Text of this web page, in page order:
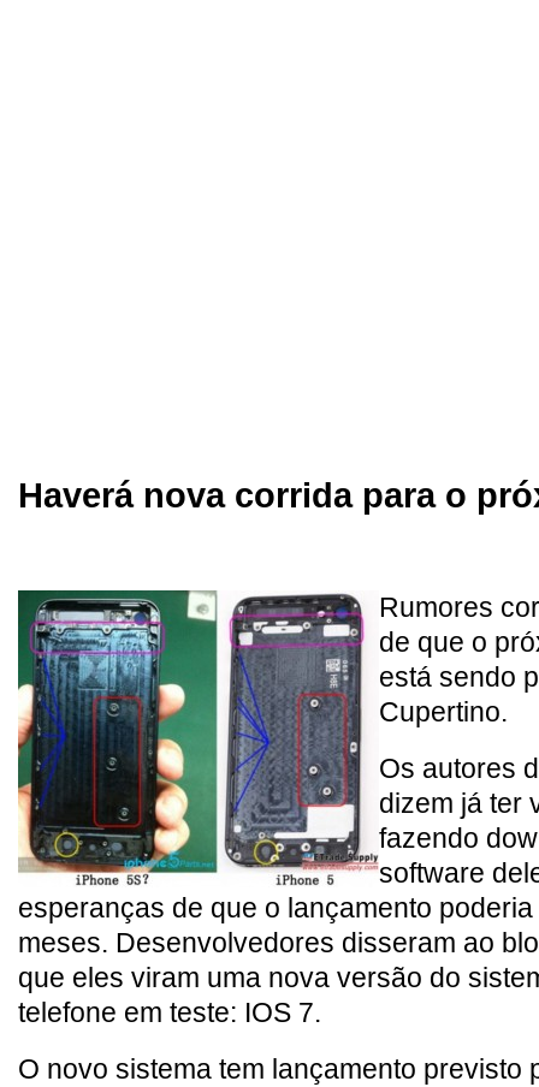
Haverá nova corrida para o
Rumores
de que o
está sendo
Cupertino.
Os autores
dizem já ter
fazendo
software
esperanças de que o lançamento
meses. Desenvolvedores disseram ao
que eles viram uma nova versão do
telefone em teste: IOS 7.
O novo sistema tem lançamento previsto